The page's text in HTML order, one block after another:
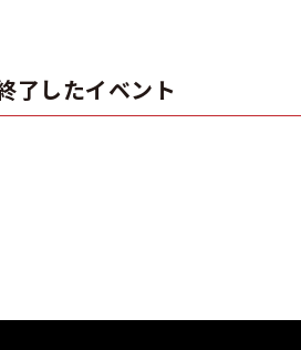
了したイベント